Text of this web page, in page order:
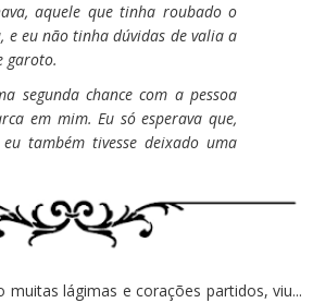
aquele que tinha roubado o
e eu não tinha dúvidas de valia a
garoto.
segunda chance com a pessoa
em mim. Eu só esperava que,
também tivesse deixado uma
muitas lágimas e corações partidos, viu...